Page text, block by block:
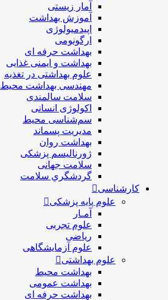
آمار زیستی
آموزش بهداشت
اپیدمیولوژی
ارگونومی
بهداشت حرفه ای
بهداشت و ایمنی غذایی
علوم بهداشتی در تغذیه
مهندسی بهداشت محيط
سلامت سالمندی
اکولوژی انسانی
سم‌شناسی محیط
مدیریت پسماند
بهداشت روان
ژورنالیسم پزشکی
سلامت جهانی
گردشگري سلامت
کارشناسی
علوم پایه پزشکی
آمـار
علوم تجربی
ریاضی
علوم آزمایشگاهی
علوم بهداشتی
بهداشت محیط
بهداشت عمومی
بهداشت حرفه ای